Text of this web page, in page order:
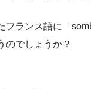
フランス語に「
のでしょうか？